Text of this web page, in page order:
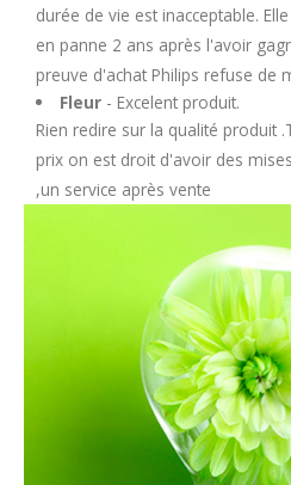
durée de vie est inacceptable.
en panne 2 ans après l'avoir
preuve d'achat Philips refuse de
Fleur- Excelent produit.
Rien redire sur la qualité produit
prix on est droit d'avoir des
,un service après vente